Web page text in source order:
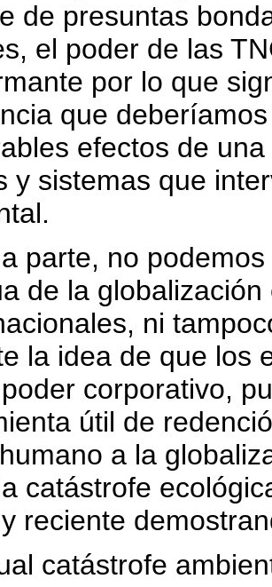
de presuntas
el poder de las
por lo que
que
efectos de
y sistemas que
parte, no
de la
ni
la idea de que los
corporativo,
útil de
a la
catástrofe
reciente
catástrofe